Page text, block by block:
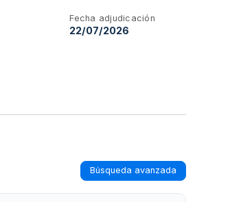
Fecha adjudicación
22/07/2026
Búsqueda avanzada